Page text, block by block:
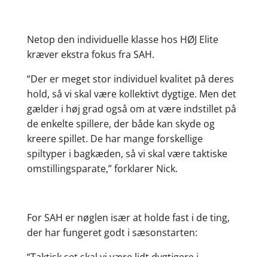
Netop den individuelle klasse hos HØJ Elite
kræver ekstra fokus fra SAH.
“Der er meget stor individuel kvalitet på deres
hold, så vi skal være kollektivt dygtige. Men det
gælder i høj grad også om at være indstillet på
de enkelte spillere, der både kan skyde og
kreere spillet. De har mange forskellige
spiltyper i bagkæden, så vi skal være taktiske
omstillingsparate,” forklarer Nick.
For SAH er nøglen især at holde fast i de ting,
der har fungeret godt i sæsonstarten: